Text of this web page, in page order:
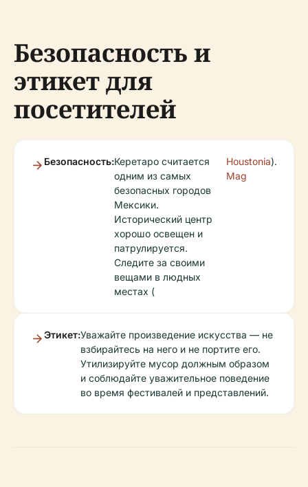
Безопасность и
этикет для
посетителей
Безопасность:Керетаро считается
одним из самых
безопасных городов
Мексики.
Исторический центр
хорошо освещен и
патрулируется.
Следите за своими
вещами в людных
местах (
Houstonia
Mag
).
Этикет:Уважайте произведение искусства — не
взбирайтесь на него и не портите его.
Утилизируйте мусор должным образом
и соблюдайте уважительное поведение
во время фестивалей и представлений.